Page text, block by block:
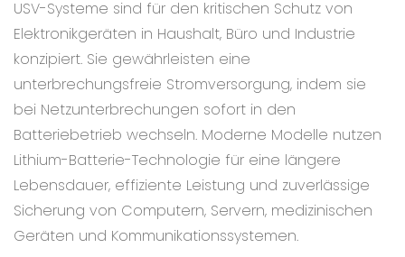
USV-Systeme sind für den kritischen Schutz von
Elektronikgeräten in Haushalt, Büro und Industrie
konzipiert. Sie gewährleisten eine
unterbrechungsfreie Stromversorgung, indem sie
bei Netzunterbrechungen sofort in den
Batteriebetrieb wechseln. Moderne Modelle nutzen
Lithium-Batterie-Technologie für eine längere
Lebensdauer, effiziente Leistung und zuverlässige
Sicherung von Computern, Servern, medizinischen
Geräten und Kommunikationssystemen.